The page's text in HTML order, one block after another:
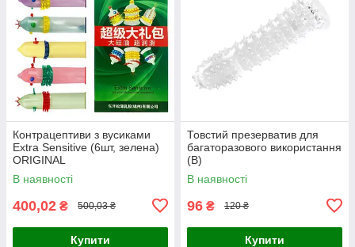
Контрацептиви з вусиками
Extra Sensitive (6шт, зелена)
ORIGINAL
В наявності
400,02 ₴ 500,03 ₴
Купити
Товстий презерватив для
багаторазового використання
(B)
В наявності
96 ₴ 120 ₴
Купити